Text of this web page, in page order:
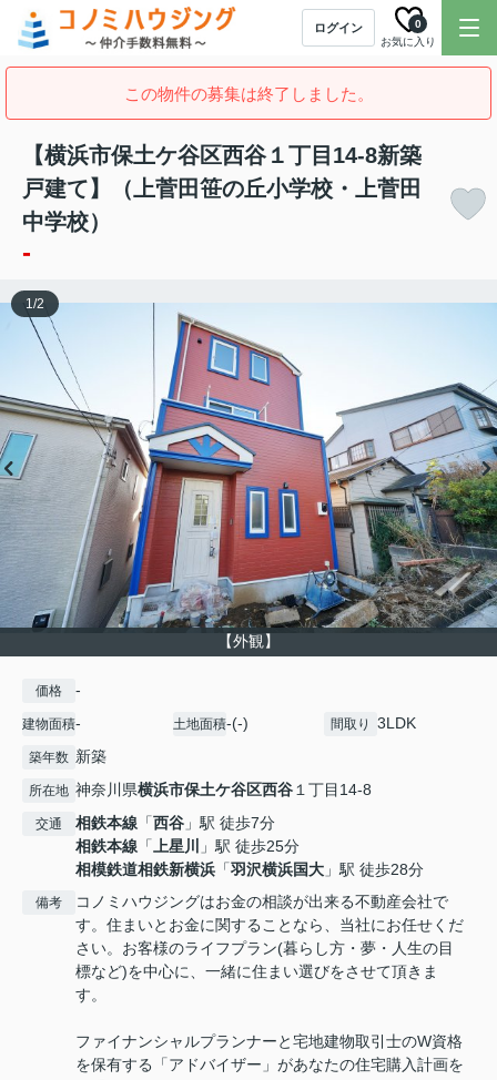
ログイン
お気に入り
0
この物件の募集は終了しました。
【横浜市保土ケ谷区西谷１丁目14-8新築
戸建て】（上菅田笹の丘小学校・上菅田
中学校）
-
【外観】
1/2
価格 -
建物面積- 土地面積-(-) 間取り 3LDK
築年数 新築
所在地 神奈川県横浜市保土ケ谷区西谷１丁目14-8
交通 相鉄本線 「西谷 」駅 徒歩7分
相鉄本線 「上星川
」駅 徒歩25分
相模鉄道相鉄新横浜 「羽沢横浜国大 」駅 徒歩28分
備考
コノミハウジングはお金の相談が出来る不動産会社で
す。住まいとお金に関することなら、当社にお任せくだ
さい。お客様のライフプラン(暮らし方・夢・人生の目
標など)を中心に、一緒に住まい選びをさせて頂きま
す。
ファイナンシャルプランナーと宅地建物取引士のW資格
を保有する「アドバイザー」があなたの住宅購入計画を